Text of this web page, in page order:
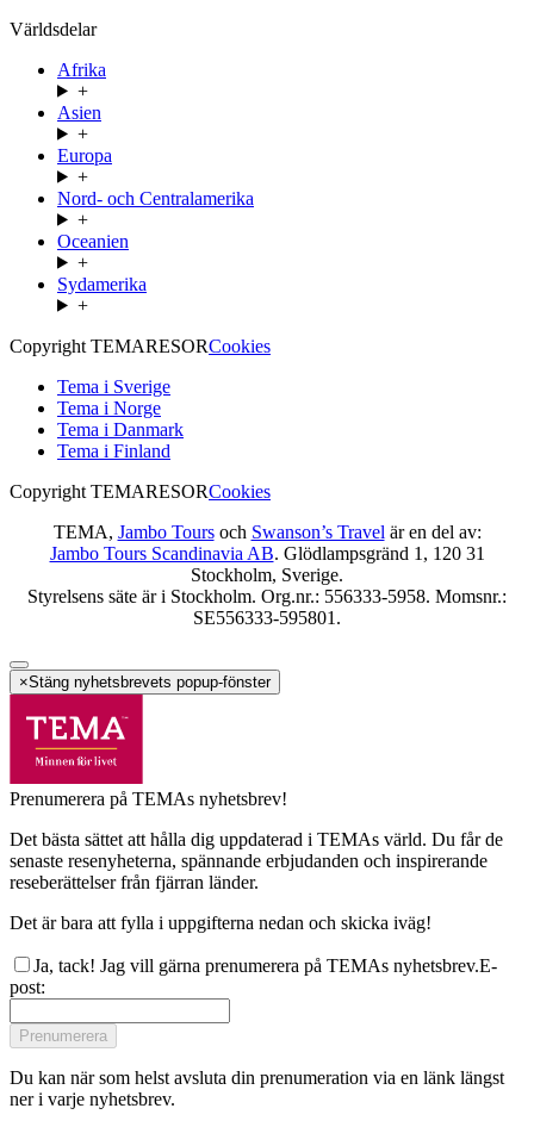
Världsdelar
Afrika
+
Asien
+
Europa
+
Nord- och Centralamerika
+
Oceanien
+
Sydamerika
+
Copyright TEMARESORCookies
Tema i Sverige
Tema i Norge
Tema i Danmark
Tema i Finland
Copyright TEMARESORCookies
TEMA, Jambo Toursoch Swanson’s Travel är en del av:
Jambo Tours Scandinavia AB. Glödlampsgränd 1, 120 31
Stockholm, Sverige.
Styrelsens säte är i Stockholm. Org.nr.: 556333-5958. Momsnr.:
SE556333-595801.
×Stäng nyhetsbrevets popup-fönster
Prenumerera på TEMAs nyhetsbrev!
Det bästa sättet att hålla dig uppdaterad i TEMAs värld. Du får de
senaste resenyheterna, spännande erbjudanden och inspirerande
reseberättelser från fjärran länder.
Det är bara att fylla i uppgifterna nedan och skicka iväg!
Ja, tack! Jag vill gärna prenumerera på TEMAs nyhetsbrev.E-
post:
Prenumerera
Du kan när som helst avsluta din prenumeration via en länk längst
ner i varje nyhetsbrev.